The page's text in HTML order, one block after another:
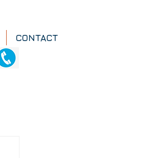
CONTACT